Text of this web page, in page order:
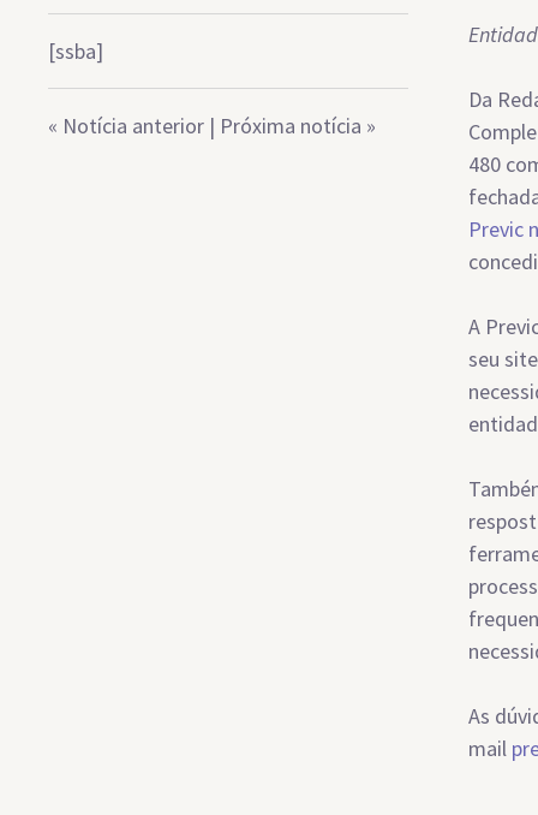
[ssba]
« Notícia anterior | Próxima notícia »
Da
480
Previc
A
seu
As
mail